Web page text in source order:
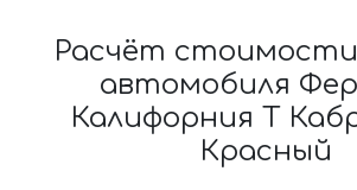
Расчёт
автомобиля
Калифорния Т
Красный